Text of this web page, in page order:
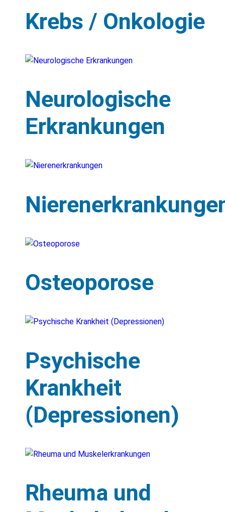
Krebs / Onkologie
Neurologische
Erkrankungen
Osteoporose
Psychische
Krankheit
(Depressionen)
Rheuma und